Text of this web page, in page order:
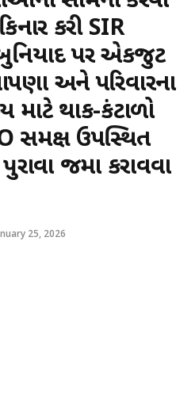
કરી SIR
પર એકજુટ
અને પરિવારના
થાક-કંટાળો
સમક્ષ ઉપસ્થિત
જમા કરાવવા
25, 2026